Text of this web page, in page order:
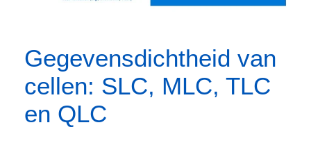
Gegevensdichtheid van
cellen: SLC, MLC, TLC
en QLC